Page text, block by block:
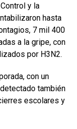
y la
hasta
7 mil 400
a la gripe, con
por H3N2.
con un
también
escolares y